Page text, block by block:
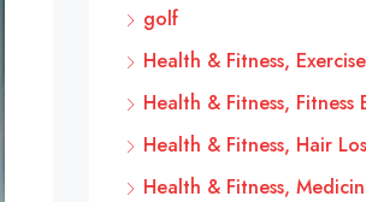
golf
Health & Fitness, Exercise
Health & Fitness, Fitness
Health & Fitness, Hair
Health & Fitness,